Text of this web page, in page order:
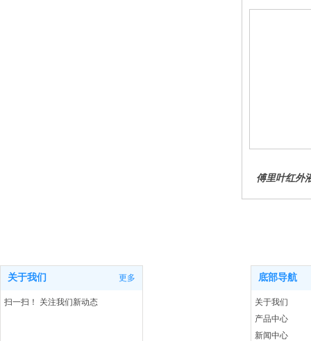
傅里叶红外
底部导航
关于我们
产品中心
新闻中心
关于我们 更多
扫一扫！ 关注我们新动态